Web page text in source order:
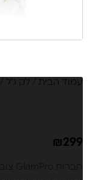
עמוד הבית לק ג'ל
₪299